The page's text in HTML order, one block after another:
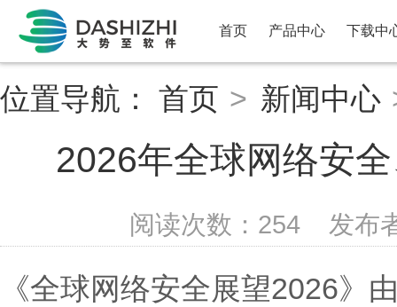
首页 产品中心 下载中
位置导航： 首页 > 新闻中心
2026年全球网络安
阅读次数： 254 发布
《全球网络安全展望2026》